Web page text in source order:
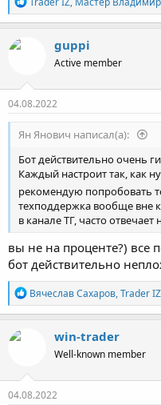
е
а
:
guppi
Active member
04.08.2022
Ян Янович написал(а):
Бот действительно очень
Каждый настроит так, как
рекомендую попробовать
техподдержка вообще вне
в канале ТГ, часто
вы не на проценте?) все
бот действительно
Р
е
а
:
Вячеслав Сахаров,Trader IZ
win-trader
Well-known member
04.08.2022